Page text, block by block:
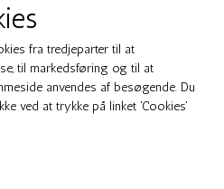
fra tredjeparter til at
til markedsføring og til at
anvendes af besøgende. Du
ved at trykke på linket 'Cookies'
hos SMUK by GREN
ved at klikke på linket i
information om vores
du besøge smukbygren.dk .
platform. By clicking below to
your information will be